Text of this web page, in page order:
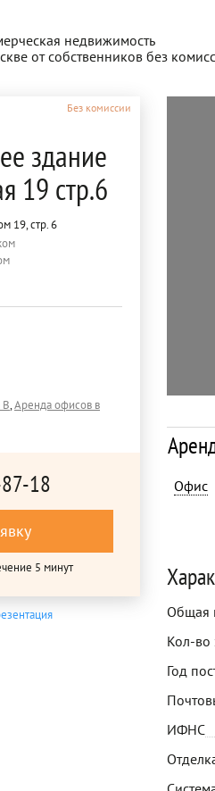
недвижимость
от собственников без
Без комиссии
здание
19 стр.6
19, стр. 6
,Аренда офисов в
18
5 минут
Офис
Общая
Кол-во
Год
ИФНС